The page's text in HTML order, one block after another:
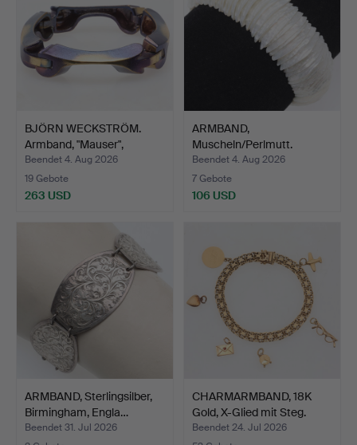
BJÖRN WECKSTRÖM.
Armband, "Mauser",
Feuerb…
Beendet 4. Aug 2026
19 Gebote
263 USD
ARMBAND,
Muscheln/Perlmutt.
Beendet 4. Aug 2026
7 Gebote
106 USD
ARMBAND, Sterlingsilber,
Birmingham, Engla…
Beendet 31. Jul 2026
CHARMARMBAND, 18K
Gold, X-Glied mit Steg.
Beendet 24. Jul 2026